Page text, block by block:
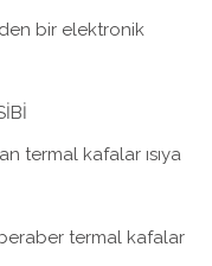
bir elektronik
termal kafalar ısıya
termal kafalar